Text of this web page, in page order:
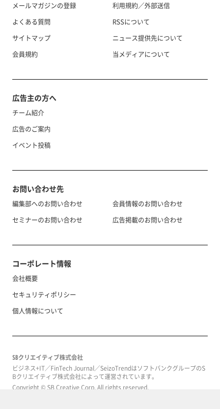
メールマガジンの登録
よくある質問
サイトマップ
会員規約
利用規約／外部送信
RSSについて
ニュース提供先について
当メディアについて
広告主の方へ
チーム紹介
広告のご案内
イベント投稿
お問い合わせ先
編集部へのお問い合わせ
セミナーのお問い合わせ
会員情報のお問い合わせ
広告掲載のお問い合わせ
コーポレート情報
会社概要
セキュリティポリシー
個人情報について
SBクリエイティブ株式会社
ビジネス+IT／FinTech Journal／SeizoTrendはソフトバンクグループのS
Bクリエイティブ株式会社によって運営されています。
Copyright © SB Creative Corp. All rights reserved.